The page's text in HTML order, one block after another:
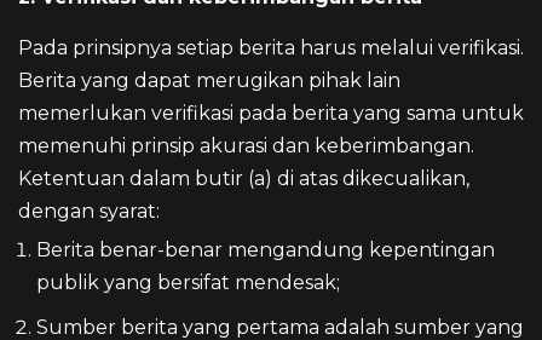
Pada prinsipnya setiap berita harus melalui verifikasi.
Berita yang dapat merugikan pihak lain
memerlukan verifikasi pada berita yang sama untuk
memenuhi prinsip akurasi dan keberimbangan.
Ketentuan dalam butir (a) di atas dikecualikan,
dengan syarat:
Berita benar-benar mengandung kepentingan
publik yang bersifat mendesak;
Sumber berita yang pertama adalah sumber yang